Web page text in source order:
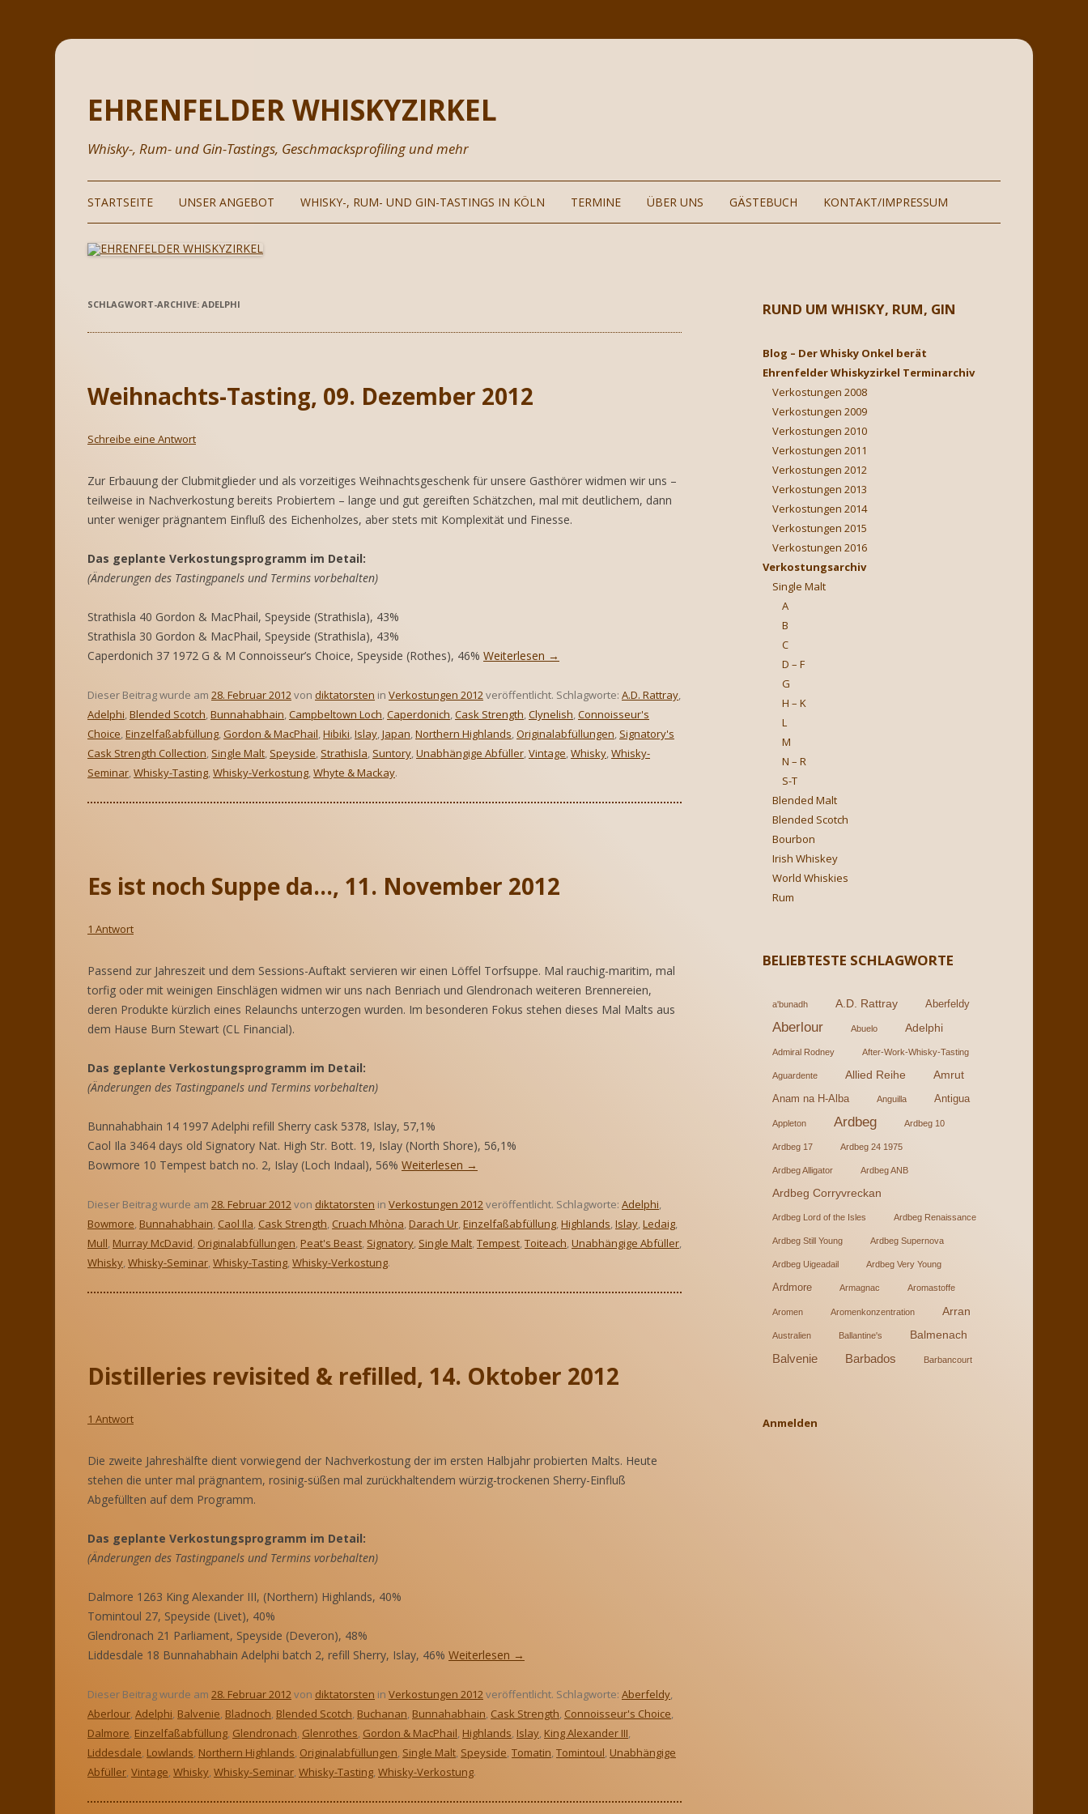
EHRENFELDER WHISKYZIRKEL
Whisky-, Rum- und Gin-Tastings, Geschmacksprofiling und mehr
Zum
Inhalt
springen
STARTSEITE UNSER ANGEBOT
BERUFLICHE WEITERBILDUNG
CLUBMITGLIEDSCHAFT REGULARIEN
EINE SAMMLUNG AUFBAUEN
WHISKY-, RUM- UND GIN-TASTINGS IN KÖLN TERMINE ÜBER UNS GÄSTEBUCH KONTAKT/IMPRESSUM
SCHLAGWORT-ARCHIVE: ADELPHI
Weihnachts-Tasting, 09. Dezember 2012
Schreibe eine Antwort
Zur Erbauung der Clubmitglieder und als vorzeitiges Weihnachtsgeschenk für unsere Gasthörer widmen wir uns –
teilweise in Nachverkostung bereits Probiertem – lange und gut gereiften Schätzchen, mal mit deutlichem, dann
unter weniger prägnantem Einfluß des Eichenholzes, aber stets mit Komplexität und Finesse.
Das geplante Verkostungsprogramm im Detail:
(Änderungen des Tastingpanels und Termins vorbehalten)
Strathisla 40 Gordon & MacPhail, Speyside (Strathisla), 43%
Strathisla 30 Gordon & MacPhail, Speyside (Strathisla), 43%
Caperdonich 37 1972 G & M Connoisseur’s Choice, Speyside (Rothes), 46% Weiterlesen →
Dieser Beitrag wurde am 28. Februar 2012von diktatorsten in Verkostungen 2012veröffentlicht. Schlagworte: A.D. Rattray,
Adelphi,Blended Scotch,Bunnahabhain, Campbeltown Loch,Caperdonich,Cask Strength,Clynelish,Connoisseur's
Choice,Einzelfaßabfüllung, Gordon & MacPhail,Hibiki,Islay,Japan,Northern Highlands,Originalabfüllungen, Signatory's
Cask Strength Collection, Single Malt, Speyside, Strathisla, Suntory,Unabhängige Abfüller,Vintage,Whisky,Whisky-
Seminar,Whisky-Tasting,Whisky-Verkostung,Whyte & Mackay.
Es ist noch Suppe da…, 11. November 2012
1 Antwort
Passend zur Jahreszeit und dem Sessions-Auftakt servieren wir einen Löffel Torfsuppe. Mal rauchig-maritim, mal
torfig oder mit weinigen Einschlägen widmen wir uns nach Benriach und Glendronach weiteren Brennereien,
deren Produkte kürzlich eines Relaunchs unterzogen wurden. Im besonderen Fokus stehen dieses Mal Malts aus
dem Hause Burn Stewart (CL Financial).
Das geplante Verkostungsprogramm im Detail:
(Änderungen des Tastingpanels und Termins vorbehalten)
Bunnahabhain 14 1997 Adelphi refill Sherry cask 5378, Islay, 57,1%
Caol Ila 3464 days old Signatory Nat. High Str. Bott. 19, Islay (North Shore), 56,1%
Bowmore 10 Tempest batch no. 2, Islay (Loch Indaal), 56% Weiterlesen →
Dieser Beitrag wurde am 28. Februar 2012von diktatorsten in Verkostungen 2012veröffentlicht. Schlagworte: Adelphi,
Bowmore, Bunnahabhain, Caol Ila, Cask Strength, Cruach Mhòna, Darach Ur, Einzelfaßabfüllung,Highlands,Islay,Ledaig,
Mull, Murray McDavid, Originalabfüllungen, Peat's Beast, Signatory, Single Malt,Tempest,Toiteach,Unabhängige Abfüller,
Whisky,Whisky-Seminar,Whisky-Tasting,Whisky-Verkostung.
Distilleries revisited & refilled, 14. Oktober 2012
1 Antwort
Die zweite Jahreshälfte dient vorwiegend der Nachverkostung der im ersten Halbjahr probierten Malts. Heute
stehen die unter mal prägnantem, rosinig-süßen mal zurückhaltendem würzig-trockenen Sherry-Einfluß
Abgefüllten auf dem Programm.
Das geplante Verkostungsprogramm im Detail:
(Änderungen des Tastingpanels und Termins vorbehalten)
Dalmore 1263 King Alexander III, (Northern) Highlands, 40%
Tomintoul 27, Speyside (Livet), 40%
Glendronach 21 Parliament, Speyside (Deveron), 48%
Liddesdale 18 Bunnahabhain Adelphi batch 2, refill Sherry, Islay, 46% Weiterlesen →
Dieser Beitrag wurde am 28. Februar 2012von diktatorsten in Verkostungen 2012veröffentlicht. Schlagworte: Aberfeldy,
Aberlour,Adelphi, Balvenie, Bladnoch, Blended Scotch, Buchanan, Bunnahabhain, Cask Strength, Connoisseur's Choice,
Dalmore, Einzelfaßabfüllung, Glendronach, Glenrothes, Gordon & MacPhail, Highlands, Islay, King Alexander III,
Liddesdale, Lowlands, Northern Highlands, Originalabfüllungen, Single Malt, Speyside,Tomatin,Tomintoul, Unabhängige
Abfüller,Vintage,Whisky,Whisky-Seminar,Whisky-Tasting,Whisky-Verkostung.
RUND UM WHISKY, RUM, GIN
Blog – Der Whisky Onkel berät
Ehrenfelder Whiskyzirkel Terminarchiv
Verkostungen 2008
Verkostungen 2009
Verkostungen 2010
Verkostungen 2011
Verkostungen 2012
Verkostungen 2013
Verkostungen 2014
Verkostungen 2015
Verkostungen 2016
Verkostungsarchiv
Single Malt
A
B
C
D – F
G
H – K
L
M
N – R
S-T
Blended Malt
Blended Scotch
Bourbon
Irish Whiskey
World Whiskies
Rum
BELIEBTESTE SCHLAGWORTE
a'bunadh A.D. Rattray Aberfeldy
Aberlour Abuelo Adelphi
Admiral Rodney After-Work-Whisky-Tasting
Aguardente Allied Reihe Amrut
Anam na H-Alba Anguilla Antigua
Appleton Ardbeg Ardbeg 10
Ardbeg 17 Ardbeg 24 1975
Ardbeg Alligator Ardbeg ANB
Ardbeg Corryvreckan
Ardbeg Lord of the Isles Ardbeg Renaissance
Ardbeg Still Young Ardbeg Supernova
Ardbeg Uigeadail Ardbeg Very Young
Ardmore Armagnac Aromastoffe
Aromen Aromenkonzentration Arran
Australien Ballantine's Balmenach
Balvenie Barbados Barbancourt
Anmelden